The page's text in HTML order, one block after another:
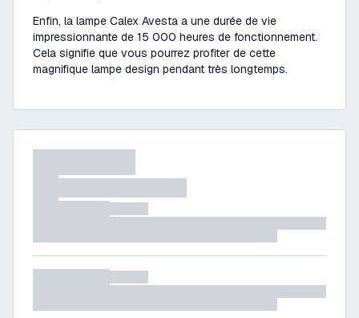
Enfin, la lampe Calex Avesta a une durée de vie
impressionnante de 15 000 heures de fonctionnement.
Cela signifie que vous pourrez profiter de cette
magnifique lampe design pendant très longtemps.